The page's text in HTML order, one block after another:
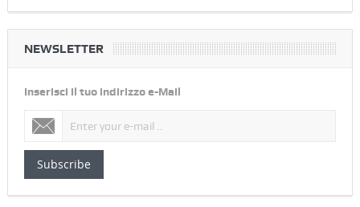
NEWSLETTER
Inserisci il tuo indirizzo e-Mail
Subscribe